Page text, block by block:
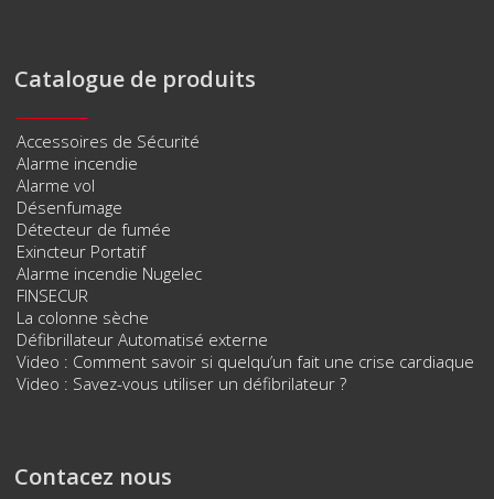
Catalogue de produits
Accessoires de Sécurité
Alarme incendie
Alarme vol
Désenfumage
Détecteur de fumée
Exincteur Portatif
Alarme incendie Nugelec
FINSECUR
La colonne sèche
Défibrillateur Automatisé externe
Video : Comment savoir si quelqu’un fait une crise cardiaque
Video : Savez-vous utiliser un défibrilateur ?
Contacez nous